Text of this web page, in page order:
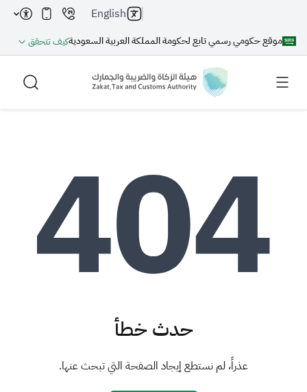
موقع حكومي رسمي تابع لحكومة المملكة العربية السعوديةكيف تتحقق
English
بحث AI
التصرفات العقارية
حدث خطأ
عذراً، لم نستطع إيجاد الصفحة التي تبحث عنها.